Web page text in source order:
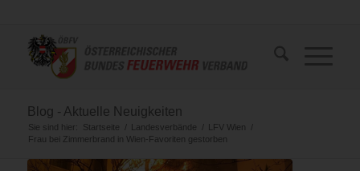
Blog - Aktuelle Neuigkeiten
Sie sind hier: Startseite / Landesverbände / LFV Wien
/
Frau bei Zimmerbrand in Wien-Favoriten gestorben